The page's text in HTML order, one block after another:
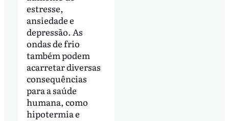
estresse,
ansiedade e
depressão. As
ondas de frio
também podem
acarretar diversas
consequências
para a saúde
humana, como
hipotermia e